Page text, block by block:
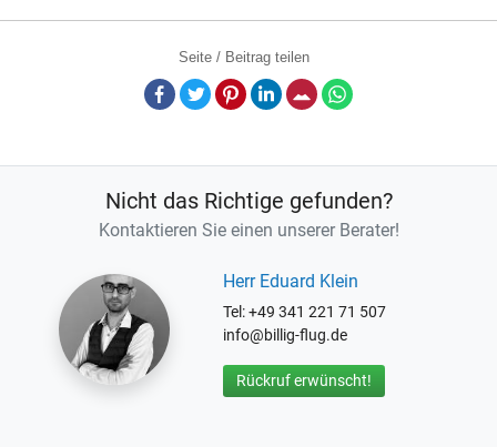
Seite / Beitrag teilen
Facebook
TwitterPinterestLinkedInE-Mail
Nicht das Richtige gefunden?
Kontaktieren Sie einen unserer Berater!
Herr Eduard Klein
Tel: +49 341 221 71 507
info@billig-flug.de
Rückruf erwünscht!